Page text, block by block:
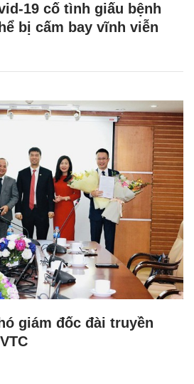
19 cố tình giấu bệnh
bị cấm bay vĩnh viễn
giám đốc đài truyền